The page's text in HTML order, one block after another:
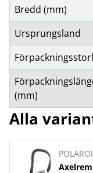
Bredd (mm)
Ursprungsland
(mm)
Alla